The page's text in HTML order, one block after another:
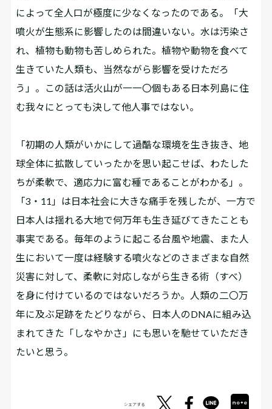
によって全人口が極度に少なくなったのである。「大
噴火が生態系に影響したのは間違いない。水は汚染さ
れ、植物も動物も苦しめられた。植物や動物を食べて
生きていた人類も、当然ながら影響を受けただろ
う」。この話は活火山が一一〇個もある日本列島に住
む我々にとっても決して他人事ではない。
「初期の人類がいかにして過酷な環境を生き抜き、地
球全体に拡散していったかを思い起こせば、わたした
ちが柔軟で、適応力に富む種であることがわかる」。
「3・11」は日本社会に大きな痛手を残したが、一方で
日本人は揺れる大地で何万年も生き延びてきたことも
事実である。毎年のように起こる台風や地震、また人
生において一度は経験する噴火などのさまざまな自然
災害に対して、柔軟に対応しながら生きる術（すべ）
を身に付けているのではないだろうか。人類の二〇万
年に及ぶ足跡をたどりながら、日本人のDNAに組み込
まれてきた「しなやかさ」にも思いを馳せていただき
たいと思う。
シェアする